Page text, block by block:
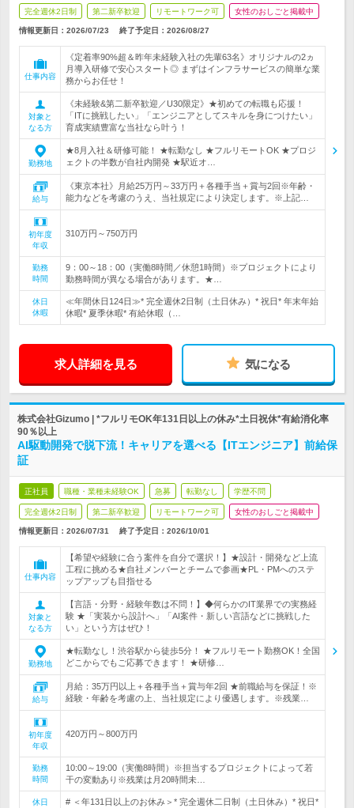
完全週休2日制 第二新卒歓迎 リモートワーク可 女性のおしごと掲載中
情報更新日：2026/07/23 終了予定日： 2026/08/27
仕事内容
《定着率90%超＆昨年未経験入社の先輩63名》オリジナルの2ヵ
月導入研修で安心スタート◎ まずはインフラサービスの簡単な業
務からお任せ！
対象と
なる方
《未経験&第二新卒歓迎／U30限定》★初めての転職も応援！
「ITに挑戦したい」「エンジニアとしてスキルを身につけたい」
育成実績豊富な当社なら叶う！
勤務地
★8月入社＆研修可能！ ★転勤なし ★フルリモートOK ★プロジ
ェクトの半数が自社内開発 ★駅近オ…
給与
《東京本社》月給25万円～33万円＋各種手当＋賞与2回※年齢・
能力などを考慮のうえ、当社規定により決定します。※上記…
初年度
年収
310万円～750万円
勤務
時間
9：00～18：00（実働8時間／休憩1時間）※プロジェクトにより
勤務時間が異なる場合があります。★…
休日
休暇
≪年間休日124日≫* 完全週休2日制（土日休み）* 祝日* 年末年始
休暇* 夏季休暇* 有給休暇（…
求人詳細を見る 気になる
株式会社Gizumo | *フルリモOK年131日以上の休み*土日祝休*有給消化率
90％以上
AI駆動開発で脱下流！キャリアを選べる【ITエンジニア】前給保
証
正社員 職種・業種未経験OK 急募 転勤なし 学歴不問
完全週休2日制 第二新卒歓迎 リモートワーク可 女性のおしごと掲載中
情報更新日：2026/07/31 終了予定日： 2026/10/01
仕事内容
【希望や経験に合う案件を自分で選択！】★設計・開発など上流
工程に挑める★自社メンバーとチームで参画★PL・PMへのステ
ップアップも目指せる
対象と
なる方
【言語・分野・経験年数は不問！】◆何らかのIT業界での実務経
験 ★「実装から設計へ」「AI案件・新しい言語などに挑戦した
い」という方はぜひ！
勤務地
★転勤なし！渋谷駅から徒歩5分！ ★フルリモート勤務OK！全国
どこからでもご応募できます！ ★研修…
給与
月給：35万円以上＋各種手当＋賞与年2回 ★前職給与を保証！※
経験・年齢を考慮の上、当社規定により優遇します。※残業…
初年度
年収
420万円～800万円
勤務
時間
10:00～19:00（実働8時間）※担当するプロジェクトによって若
干の変動あり※残業は月20時間未…
休日
# ＜年131日以上のお休み＞* 完全週休二日制（土日休み）* 祝日*